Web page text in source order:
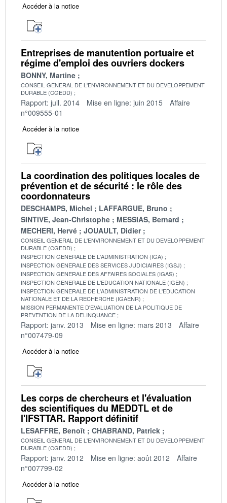
Accéder à la notice
Entreprises de manutention portuaire et
régime d'emploi des ouvriers dockers
BONNY, Martine
CONSEIL GENERAL DE L'ENVIRONNEMENT ET DU DEVELOPPEMENT
DURABLE (CGEDD)
Rapport: juil. 2014 Mise en ligne: juin 2015
Affaire
n°009555-01
Accéder à la notice
La coordination des politiques locales de
prévention et de sécurité : le rôle des
coordonnateurs
DESCHAMPS, Michel
LAFFARGUE, Bruno
SINTIVE, Jean-Christophe
MESSIAS, Bernard
MECHERI, Hervé
JOUAULT, Didier
CONSEIL GENERAL DE L'ENVIRONNEMENT ET DU DEVELOPPEMENT
DURABLE (CGEDD)
INSPECTION GENERALE DE L'ADMINISTRATION (IGA)
INSPECTION GENERALE DES SERVICES JUDICIAIRES (IGSJ)
INSPECTION GENERALE DES AFFAIRES SOCIALES (IGAS)
INSPECTION GENERALE DE L'EDUCATION NATIONALE (IGEN)
INSPECTION GENERALE DE L'ADMINISTRATION DE L'EDUCATION
NATIONALE ET DE LA RECHERCHE (IGAENR)
MISSION PERMANENTE D'EVALUATION DE LA POLITIQUE DE
PREVENTION DE LA DELINQUANCE
Rapport: janv. 2013 Mise en ligne: mars 2013
Affaire
n°007479-09
Accéder à la notice
Les corps de chercheurs et l'évaluation
des scientifiques du MEDDTL et de
l'IFSTTAR. Rapport définitif
LESAFFRE, Benoît CHABRAND, Patrick
CONSEIL GENERAL DE L'ENVIRONNEMENT ET DU DEVELOPPEMENT
DURABLE (CGEDD)
Rapport: janv. 2012 Mise en ligne: août 2012
Affaire
n°007799-02
Accéder à la notice